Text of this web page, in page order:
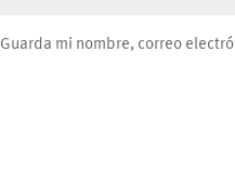
Guarda mi nombre, correo